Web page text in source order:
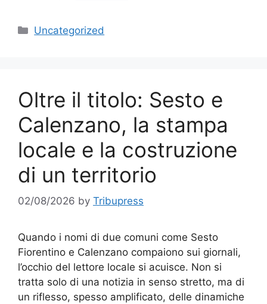
Categories
Uncategorized
Oltre il titolo: Sesto e
Calenzano, la stampa
locale e la costruzione
di un territorio
02/08/2026 by Tribupress
Quando i nomi di due comuni come Sesto
Fiorentino e Calenzano compaiono sui giornali,
l’occhio del lettore locale si acuisce. Non si
tratta solo di una notizia in senso stretto, ma di
un riflesso, spesso amplificato, delle dinamiche